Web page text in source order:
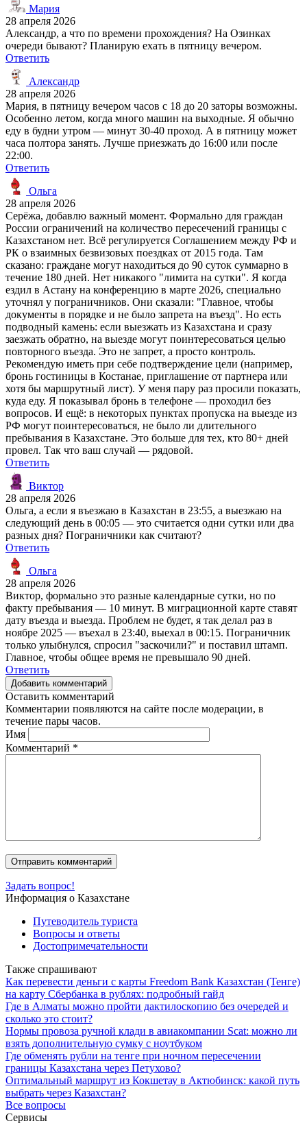
Мария
28 апреля 2026
Александр, а что по времени прохождения? На Озинках
очереди бывают? Планирую ехать в пятницу вечером.
Ответить
Александр
28 апреля 2026
Мария, в пятницу вечером часов с 18 до 20 заторы возможны.
Особенно летом, когда много машин на выходные. Я обычно
еду в будни утром — минут 30-40 проход. А в пятницу может
часа полтора занять. Лучше приезжать до 16:00 или после
22:00.
Ответить
Ольга
28 апреля 2026
Серёжа, добавлю важный момент. Формально для граждан
России ограничений на количество пересечений границы с
Казахстаном нет. Всё регулируется Соглашением между РФ и
РК о взаимных безвизовых поездках от 2015 года. Там
сказано: граждане могут находиться до 90 суток суммарно в
течение 180 дней. Нет никакого "лимита на сутки". Я когда
ездил в Астану на конференцию в марте 2026, специально
уточнял у пограничников. Они сказали: "Главное, чтобы
документы в порядке и не было запрета на въезд". Но есть
подводный камень: если выезжать из Казахстана и сразу
заезжать обратно, на выезде могут поинтересоваться целью
повторного въезда. Это не запрет, а просто контроль.
Рекомендую иметь при себе подтверждение цели (например,
бронь гостиницы в Костанае, приглашение от партнера или
хотя бы маршрутный лист). У меня пару раз просили показать,
куда еду. Я показывал бронь в телефоне — проходил без
вопросов. И ещё: в некоторых пунктах пропуска на выезде из
РФ могут поинтересоваться, не было ли длительного
пребывания в Казахстане. Это больше для тех, кто 80+ дней
провел. Так что ваш случай — рядовой.
Ответить
Виктор
28 апреля 2026
Ольга, а если я въезжаю в Казахстан в 23:55, а выезжаю на
следующий день в 00:05 — это считается одни сутки или два
разных дня? Пограничники как считают?
Ответить
Ольга
28 апреля 2026
Виктор, формально это разные календарные сутки, но по
факту пребывания — 10 минут. В миграционной карте ставят
дату въезда и выезда. Проблем не будет, я так делал раз в
ноябре 2025 — въехал в 23:40, выехал в 00:15. Пограничник
только улыбнулся, спросил "заскочили?" и поставил штамп.
Главное, чтобы общее время не превышало 90 дней.
Ответить
Добавить комментарий
Оставить комментарий
Комментарии появляются на сайте после модерации, в
течение пары часов.
Имя
Комментарий *
Задать вопрос!
Информация о Казахстане
Путеводитель туриста
Вопросы и ответы
Достопримечательности
Также спрашивают
Как перевести деньги с карты Freedom Bank Казахстан (Тенге)
на карту Сбербанка в рублях: подробный гайд
Где в Алматы можно пройти дактилоскопию без очередей и
сколько это стоит?
Нормы провоза ручной клади в авиакомпании Scat: можно ли
взять дополнительную сумку с ноутбуком
Где обменять рубли на тенге при ночном пересечении
границы Казахстана через Петухово?
Оптимальный маршрут из Кокшетау в Актюбинск: какой путь
выбрать через Казахстан?
Все вопросы
Сервисы